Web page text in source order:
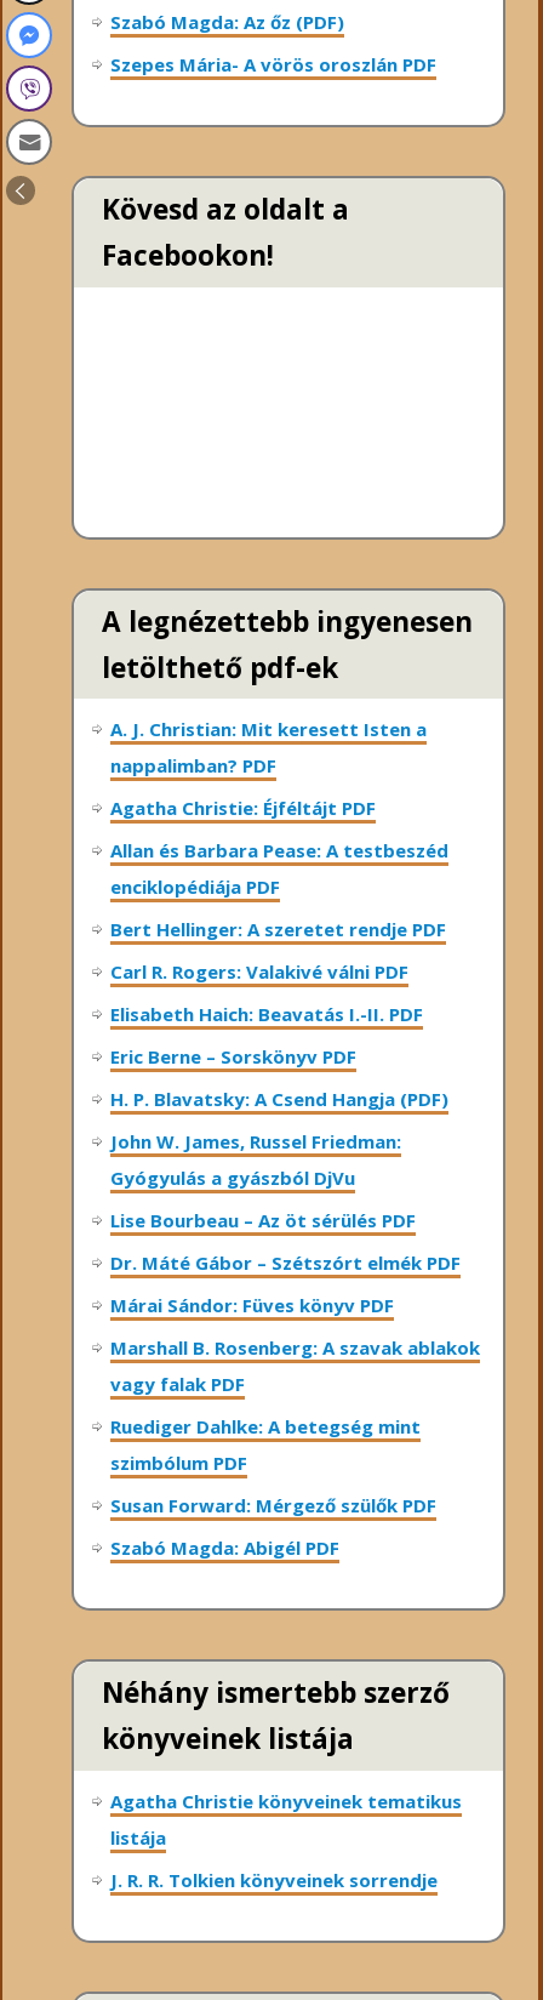
Szabó Magda: Az őz (PDF)
Szepes Mária- A vörös oroszlán PDF
Kövesd az oldalt a
Facebookon!
A legnézettebb ingyenesen
letölthető pdf-ek
A. J. Christian: Mit keresett Isten a
nappalimban? PDF
Agatha Christie: Éjféltájt PDF
Allan és Barbara Pease: A testbeszéd
enciklopédiája PDF
Bert Hellinger: A ​szeretet rendje PDF
Carl R. Rogers: Valakivé válni PDF
Elisabeth Haich: Beavatás I.-II. PDF
Eric Berne – Sorskönyv PDF
H. P. Blavatsky: A Csend Hangja (PDF)
John W. James, Russel Friedman:
Gyógyulás a gyászból DjVu
Lise Bourbeau – Az öt sérülés PDF
Dr. Máté Gábor – Szétszórt elmék PDF
Márai Sándor: Füves könyv PDF
Marshall B. Rosenberg: A szavak ablakok
vagy falak PDF
Ruediger Dahlke: A betegség mint
szimbólum PDF
Susan Forward: Mérgező szülők PDF
Szabó Magda: Abigél PDF
Néhány ismertebb szerző
könyveinek listája
Agatha Christie könyveinek tematikus
listája
J. R. R. Tolkien könyveinek sorrendje